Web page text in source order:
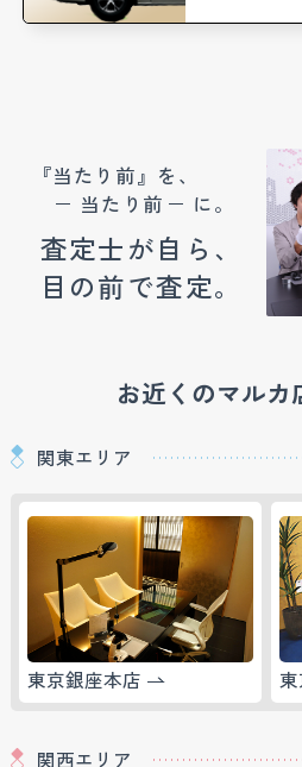
『当たり前』を、
当たり前
に。
査定士が自ら、
目の前で査定。
お近くのマルカ
関東エリア
東京銀座本店
関西エリア